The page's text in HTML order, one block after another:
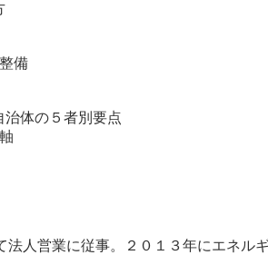
備
体の５者別要点
人営業に従事。２０１３年にエネル